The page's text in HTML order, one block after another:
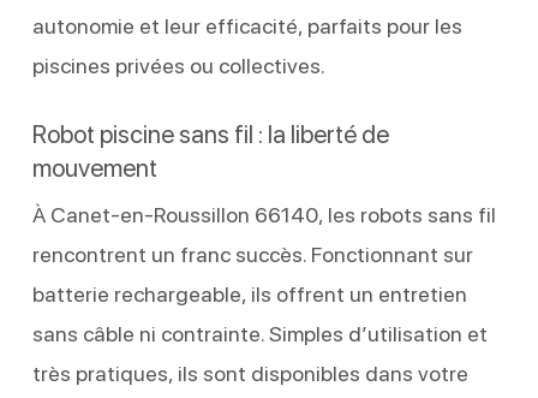
autonomie et leur efficacité, parfaits pour les
piscines privées ou collectives.
Robot piscine sans fil : la liberté de
mouvement
À Canet-en-Roussillon 66140, les robots sans fil
rencontrent un franc succès. Fonctionnant sur
batterie rechargeable, ils offrent un entretien
sans câble ni contrainte. Simples d’utilisation et
très pratiques, ils sont disponibles dans votre